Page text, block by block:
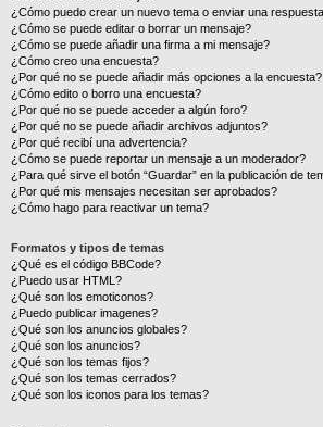
¿Cómo puedo crear un nuevo tema o enviar una
¿Cómo se puede editar o borrar un mensaje?
¿Cómo se puede añadir una firma a mi mensaje?
¿Cómo creo una encuesta?
¿Por qué no se puede añadir más opciones a la encuesta?
¿Cómo edito o borro una encuesta?
¿Por qué no se puede acceder a algún foro?
¿Por qué no se puede añadir archivos adjuntos?
¿Por qué recibí una advertencia?
¿Cómo se puede reportar un mensaje a un moderador?
¿Para qué sirve el botón “Guardar” en la publicación de
¿Por qué mis mensajes necesitan ser aprobados?
¿Cómo hago para reactivar un tema?
Formatos y tipos de temas
¿Qué es el código BBCode?
¿Puedo usar HTML?
¿Qué son los emoticonos?
¿Puedo publicar imagenes?
¿Qué son los anuncios globales?
¿Qué son los anuncios?
¿Qué son los temas fijos?
¿Qué son los temas cerrados?
¿Qué son los iconos para los temas?